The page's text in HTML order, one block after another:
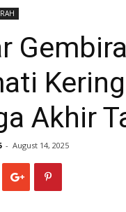
Akhir
- August 14, 2025